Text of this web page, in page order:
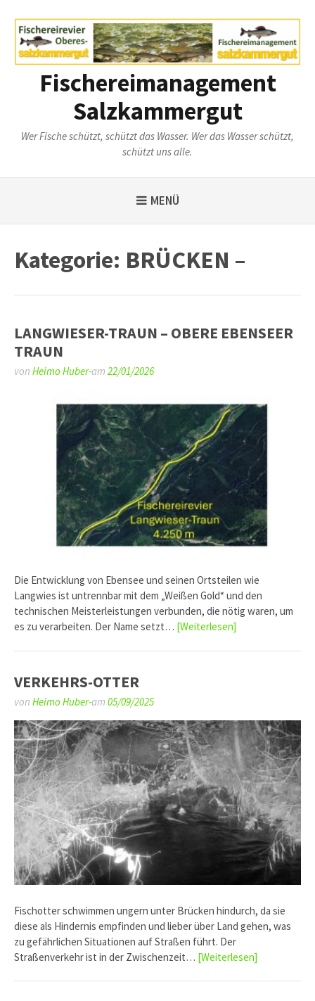
zum
Inhalt
Fischereimanagement
Salzkammergut
Wer Fische schützt, schützt das Wasser. Wer das Wasser schützt,
schützt uns alle.
MENÜ
Kategorie: BRÜCKEN –
LANGWIESER-TRAUN – OBERE EBENSEER
TRAUN
von Heimo Huber-am 22/01/2026
Die Entwicklung von Ebensee und seinen Ortsteilen wie
Langwies ist untrennbar mit dem „Weißen Gold“ und den
technischen Meisterleistungen verbunden, die nötig waren, um
es zu verarbeiten. Der Name setzt… [Weiterlesen]
VERKEHRS-OTTER
von Heimo Huber-am 05/09/2025
Fischotter schwimmen ungern unter Brücken hindurch, da sie
diese als Hindernis empfinden und lieber über Land gehen, was
zu gefährlichen Situationen auf Straßen führt. Der
Straßenverkehr ist in der Zwischenzeit… [Weiterlesen]